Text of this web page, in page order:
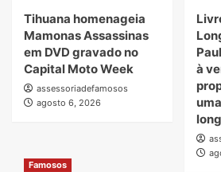
Tihuana homenageia
Mamonas Assassinas
em DVD gravado no
Capital Moto Week
assessoriadefamosos
agosto 6, 2026
à
Famosos